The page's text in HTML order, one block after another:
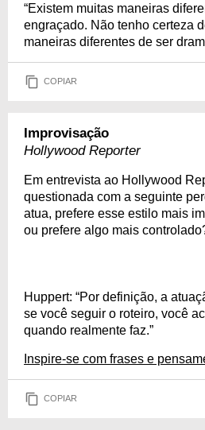
“Existem muitas maneiras
engraçado. Não tenho certeza
maneiras diferentes de ser
COPIAR
Improvisação
Hollywood Reporter
Em entrevista ao Hollywood
questionada com a seguinte
atua, prefere esse estilo mais
ou prefere algo mais
Huppert: “Por definição, a
se você seguir o roteiro, você
quando realmente faz.”
Inspire-se com frases e
COPIAR